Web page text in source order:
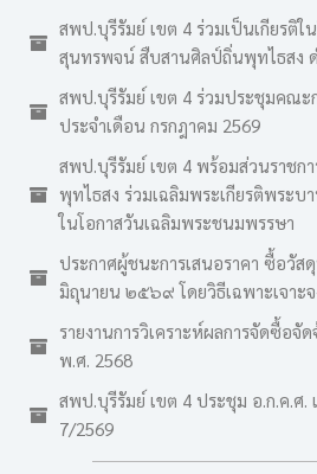
สพป.บุรีรัมย์ เขต 4 ร่วมเป็นเกียรติใ
สุนทรพจน์ สืบสานศิลป์ถิ่นพุทไธสง
สพป.บุรีรัมย์ เขต 4 ร่วมประชุมคณะ
ประจำเดือน กรกฎาคม 2569
สพป.บุรีรัมย์ เขต 4 พร้อมส่วนราชก
พุทไธสง ร่วมเฉลิมพระเกียรติพระบ
ในโอกาสวันเฉลิมพระชนมพรรษา
ประกาศผู้ชนะการเสนอราคา ซื้อวั
มิถุนายน ๒๕๖๙ โดยวิธีเฉพาะเจาะจ
รายงานการวิเคราะห์ผลการจัดซื้อจั
พ.ศ. 2568
สพป.บุรีรัมย์ เขต 4 ประชุม อ.ก.ค.ศ.
7/2569